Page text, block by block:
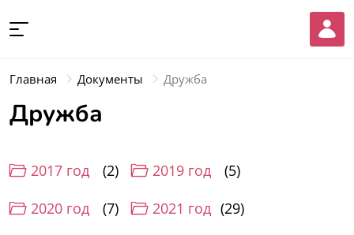
Главная Документы Дружба
Дружба
2017 год 2 2019 год
5
2020 год
7 2021 год
29